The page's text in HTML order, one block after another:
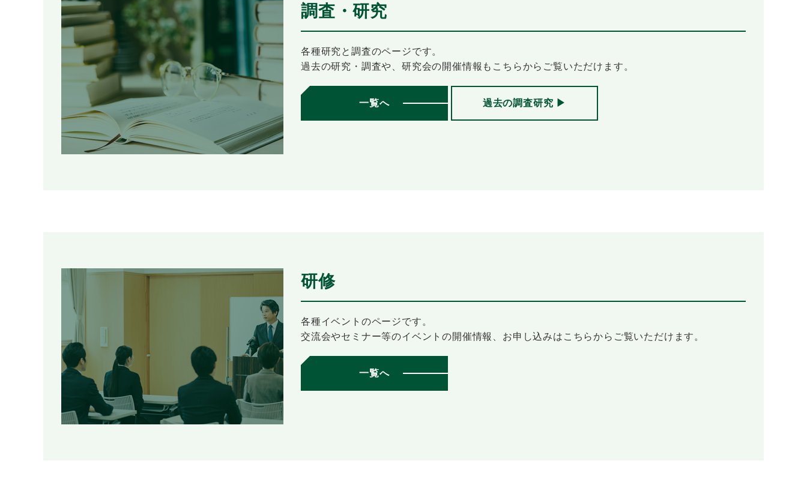
調査・研究
各種研究と調査のページです。
過去の研究・調査や、研究会の開催情報もこちらからご覧いただけます。
一覧へ 過去の調査研究 ▶
研修
各種イベントのページです。
交流会やセミナー等のイベントの開催情報、お申し込みはこちらからご覧いただけます。
一覧へ